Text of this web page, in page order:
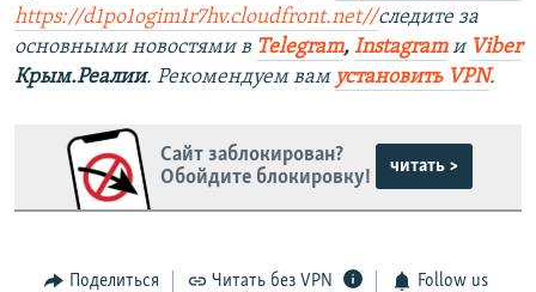
https://d1po1ogim1r7hv.cloudfront.net//следите за
основными новостями в Telegram, Instagramи Viber
Крым.Реалии. Рекомендуем вам установить VPN.
Сайт заблокирован?
Обойдите блокировку!
читать >
Поделиться Читать без VPN Follow us